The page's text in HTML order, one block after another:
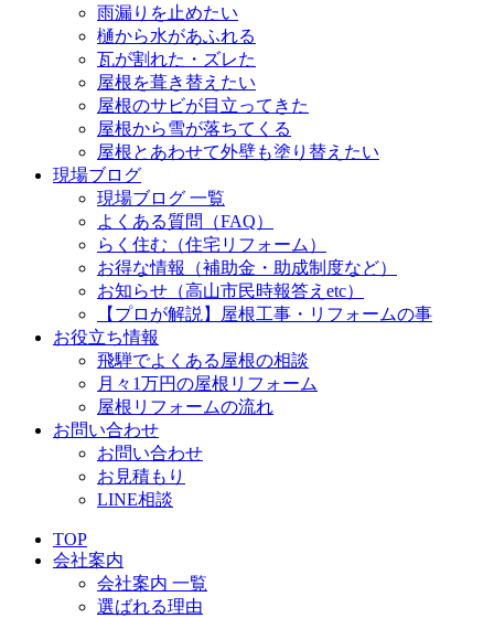
雨漏りを止めたい
樋から水があふれる
瓦が割れた・ズレた
屋根を葺き替えたい
屋根のサビが目立ってきた
屋根から雪が落ちてくる
屋根とあわせて外壁も塗り替えたい
現場ブログ
現場ブログ 一覧
よくある質問（FAQ）
らく住む（住宅リフォーム）
お得な情報（補助金・助成制度など）
お知らせ（高山市民時報答えetc）
【プロが解説】屋根工事・リフォームの事
お役立ち情報
飛騨でよくある屋根の相談
月々1万円の屋根リフォーム
屋根リフォームの流れ
お問い合わせ
お問い合わせ
お見積もり
LINE相談
TOP
会社案内
会社案内 一覧
選ばれる理由